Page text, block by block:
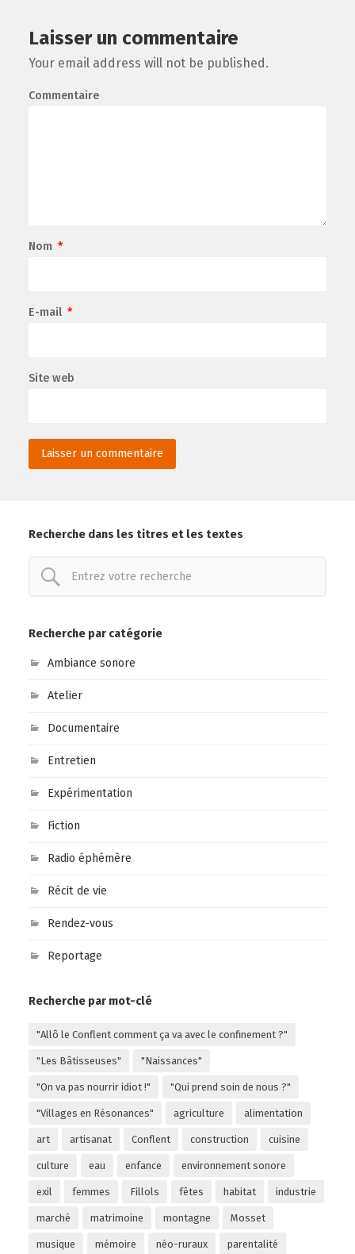
Laisser un commentaire
Your email address will not be published.
Commentaire
Nom *
E-mail *
Site web
Recherche dans les titres et les textes
Recherche par catégorie
Ambiance sonore
Atelier
Documentaire
Entretien
Expérimentation
Fiction
Radio éphémère
Récit de vie
Rendez-vous
Reportage
Recherche par mot-clé
"Allô le Conflent comment ça va avec le confinement ?"
"Les Bâtisseuses" "Naissances"
"On va pas nourrir idiot !" "Qui prend soin de nous ?"
"Villages en Résonances" agriculture alimentation
art artisanat Conflent construction cuisine
culture eau enfance environnement sonore
exil femmes Fillols fêtes habitat industrie
marché matrimoine montagne Mosset
musique mémoire néo-ruraux parentalité